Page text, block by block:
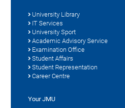
University Library
IT Services
University Sport
Academic Advisory Service
Examination Office
Student Affairs
Student Representation
Career Centre
Your JMU